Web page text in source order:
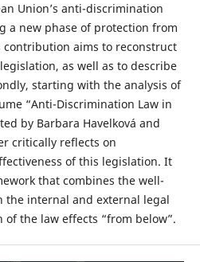
Union’s anti-discrimination
a new phase of protection from
aims to reconstruct
as well as to describe
starting with the analysis of
“Anti-Discrimination Law in
by Barbara Havelková and
critically reflects on
of this legislation. It
that combines the well-
the internal and external legal
the law effects “from below”.